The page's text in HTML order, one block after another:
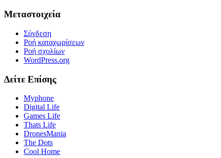
Μεταστοιχεία
Σύνδεση
Ροή καταχωρίσεων
Ροή σχολίων
WordPress.org
Δείτε Επίσης
Myphone
Digital Life
Games Life
Thats Life
DronesMania
The Dots
Cool Home